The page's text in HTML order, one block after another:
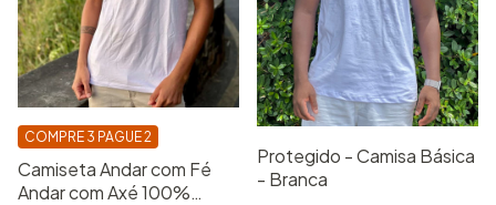
Camiseta Andar com Fé
Andar com Axé 100%
COMPRE 3 PAGUE 2
Protegido - Camisa Básica
- Branca